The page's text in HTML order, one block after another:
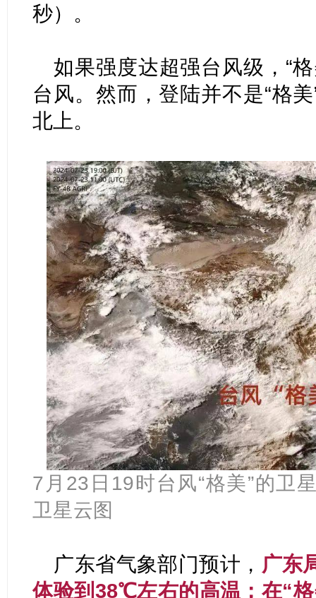
秒）。
如果强度达超强台风级，“
台风。然而，登陆并不是“格
北上。
7月23日19时台风“格美”的卫
卫星云图
广东省气象部门预计， 广东
体验到38℃左右的高温；在“